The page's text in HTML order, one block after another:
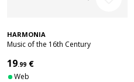
HARMONIA
Music of the 16th Century
19.99 €
Web